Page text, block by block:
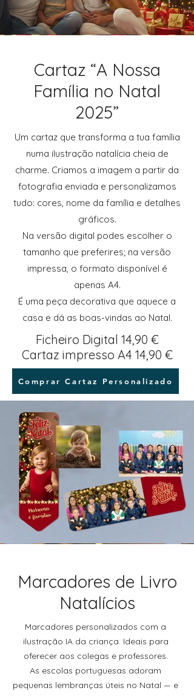
Cartaz “A Nossa
Família no Natal
2025”
Um cartaz que transforma a tua família
numa ilustração natalícia cheia de
charme. Criamos a imagem a partir da
fotografia enviada e personalizamos
tudo: cores, nome da família e detalhes
gráficos.
Na versão digital podes escolher o
tamanho que preferires; na versão
impressa, o formato disponível é
apenas A4.
É uma peça decorativa que aquece a
casa e dá as boas-vindas ao Natal.
Ficheiro Digital 14,90 €
Cartaz impresso A4 14,90 €
Comprar Cartaz Personalizado
Marcadores de Livro
Natalícios
Marcadores personalizados com a
ilustração IA da criança. Ideais para
oferecer aos colegas e professores.
As escolas portuguesas adoram
pequenas lembranças úteis no Natal — e